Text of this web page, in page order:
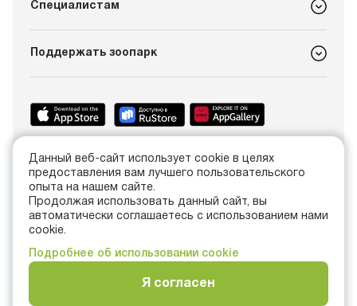
Данный веб-сайт использует cookie в целях
предоставления вам лучшего пользовательского
опыта на нашем сайте.
Продолжая использовать данный сайт, вы
автоматически соглашаетесь с использованием нами
cookie.
Подробнее об использовании cookie
Я согласен
Специалистам
Поддержать зоопарк
+7 (4012) 21-89-14
info@kldzoo.ru
Россия, г. Калининград, проспект Мира, 26